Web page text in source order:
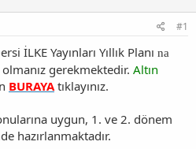
#1
İLKE Yayınları Yıllık Planı na
olmanız gerekmektedir. Altın
BURAYA tıklayınız.
uygun, 1. ve 2. dönem
hazırlanmaktadır.